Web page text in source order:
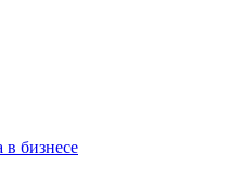
в бизнесе